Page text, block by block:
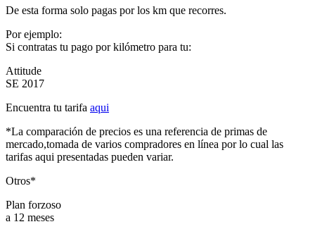
De esta forma solo pagas por los km que recorres.
Por ejemplo:
Si contratas tu pago por kilómetro para tu:
Attitude
SE 2017
Encuentra tu tarifa aqui
*La comparación de precios es una referencia de primas de
mercado,tomada de varios compradores en línea por lo cual las
tarifas aqui presentadas pueden variar.
Otros*
Plan forzoso
a 12 meses